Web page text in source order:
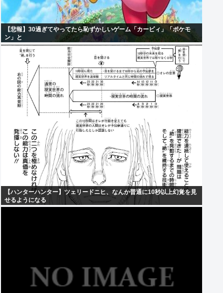
【悲報】30過ぎてやってたら恥ずかしいゲーム「カービィ」「ポケモ
ン」と
【ハンターハンター】ツェリードニヒ、なんか普通に10秒以上幻覚を見
せるようになる